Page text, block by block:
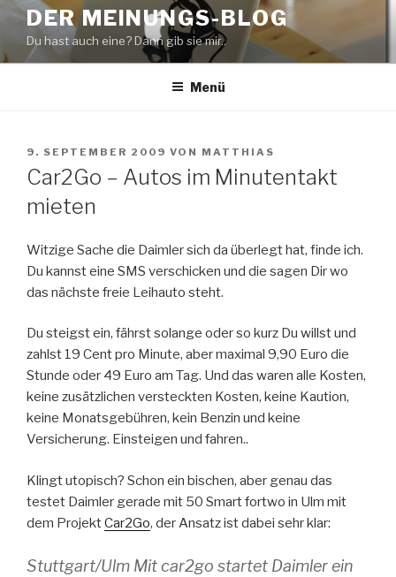
Inhalt
springen
DER MEINUNGS-BLOG
Du hast auch eine? Dann gib sie mir..
Menü
VERÖFFENTLICHT
AM
9. SEPTEMBER 2009 VON MATTHIAS
Car2Go – Autos im Minutentakt
mieten
Witzige Sache die Daimler sich da überlegt hat, finde ich.
Du kannst eine SMS verschicken und die sagen Dir wo
das nächste freie Leihauto steht.
Du steigst ein, fährst solange oder so kurz Du willst und
zahlst 19 Cent pro Minute, aber maximal 9,90 Euro die
Stunde oder 49 Euro am Tag. Und das waren alle Kosten,
keine zusätzlichen versteckten Kosten, keine Kaution,
keine Monatsgebühren, kein Benzin und keine
Versicherung. Einsteigen und fahren..
Klingt utopisch? Schon ein bischen, aber genau das
testet Daimler gerade mit 50 Smart fortwo in Ulm mit
dem ProjektCar2Go, der Ansatz ist dabei sehr klar:
Stuttgart/Ulm Mit car2go startet Daimler ein